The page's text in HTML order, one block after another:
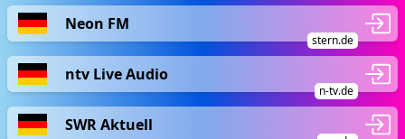
Neon FM
stern.de
ntv Live Audio
n-tv.de
SWR Aktuell